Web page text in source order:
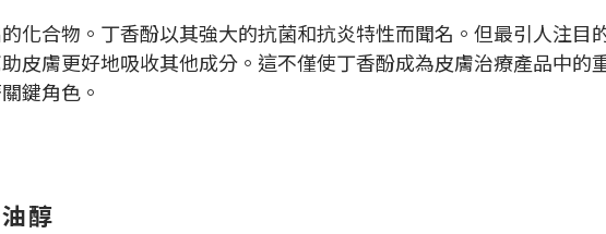
化合物。丁香酚以其強大的抗菌和抗炎特性而聞名。但最引人注目
皮膚更好地吸收其他成分。這不僅使丁香酚成為皮膚治療產品中的
鍵角色。
醇